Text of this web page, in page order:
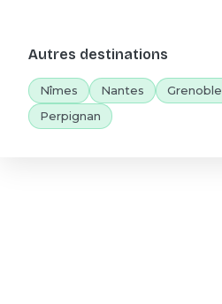
Autres destinations
Nîmes Nantes Grenoble
Perpignan